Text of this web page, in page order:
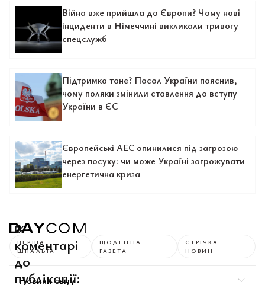
Війна вже прийшла до Європи? Чому нові
інциденти в Німеччині викликали тривогу
спецслужб
Підтримка тане? Посол України пояснив,
чому поляки змінили ставлення до вступу
України в ЄС
Європейські АЕС опинилися під загрозою
через посуху: чи може Україні загрожувати
енергетична криза
0
коментарі
до
публікації:
ПЕРША
ШПАЛЬТА
ЩОДЕННА
ГАЗЕТА
СТРІЧКА
НОВИН
Новини світу